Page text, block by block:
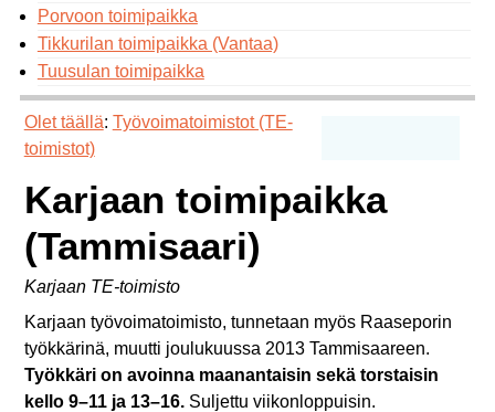
Porvoon toimipaikka
Tikkurilan toimipaikka (Vantaa)
Tuusulan toimipaikka
Olet täällä: Työvoimatoimistot (TE-
toimistot)
Karjaan toimipaikka
(Tammisaari)
Karjaan TE-toimisto
Karjaan työvoimatoimisto, tunnetaan myös Raaseporin
työkkärinä, muutti joulukuussa 2013 Tammisaareen.
Työkkäri on avoinna maanantaisin sekä torstaisin
kello 9–11 ja 13–16.Suljettu viikonloppuisin.